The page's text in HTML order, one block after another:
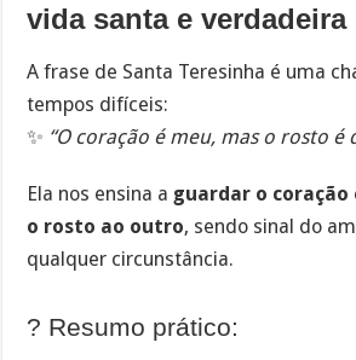
vida santa e verdadeira
A frase de Santa Teresinha é uma
tempos difíceis:
✨ “O coração é meu, mas o rosto é
Ela nos ensina a guardar o coração
o rosto ao outro, sendo sinal do
qualquer circunstância.
? Resumo prático: